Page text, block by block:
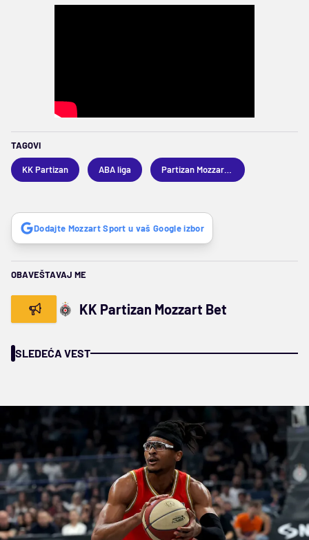
TAGOVI
KK Partizan ABA liga Partizan Mozzart Bet
Dodajte Mozzart Sport u vaš Google izbor
OBAVEŠTAVAJ ME
KK Partizan Mozzart Bet
SLEDEĆA VEST